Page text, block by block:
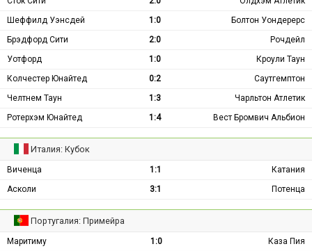
Шеффилд Уэнсдей
1:0
Болтон Уондерерс
Брэдфорд Сити
2:0
Рочдейл
Уотфорд
1:0
Кроули Таун
Колчестер Юнайтед
0:2
Саутгемптон
Челтнем Таун
1:3
Чарльтон Атлетик
Ротерхэм Юнайтед
1:4 Вест Бромвич Альбион
Италия: Кубок
Виченца 1:1
Катания
Асколи
3:1 Потенца
Португалия: Примейра
Маритиму 1:0
Каза Пия